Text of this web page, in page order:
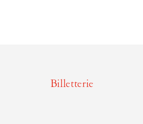
Billetterie